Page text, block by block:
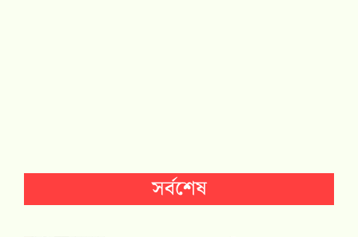
সর্বশেষ